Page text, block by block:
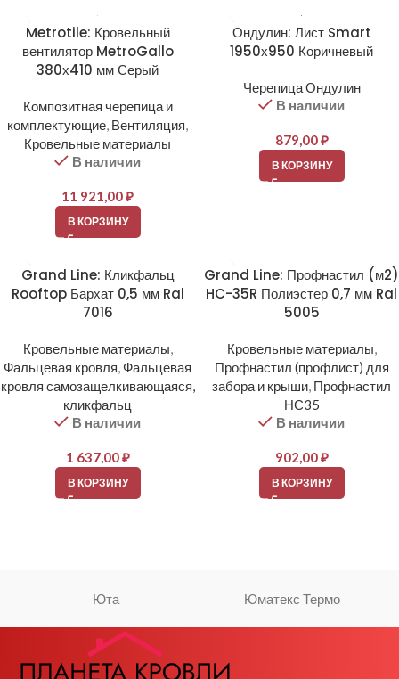
Metrotile: Кровельный
вентилятор MetroGallo
380х410 мм Серый
Композитная черепица и
комплектующие, Вентиляция,
Кровельные материалы
В наличии
11 921,00₽
В КОРЗИНУ
Ондулин: Лист Smart
1950х950 Коричневый
Черепица Ондулин
В наличии
879,00₽
В КОРЗИНУ
Grand Line: Кликфальц
Rooftop Бархат 0,5 мм Ral
7016
Кровельные материалы,
Фальцевая кровля, Фальцевая
кровля самозащелкивающаяся,
кликфальц
В наличии
1 637,00₽
В КОРЗИНУ
Grand Line: Профнастил (м2)
HC-35R Полиэстер 0,7 мм Ral
5005
Кровельные материалы,
Профнастил (профлист) для
забора и крыши, Профнастил
НС35
В наличии
902,00₽
В КОРЗИНУ
Юта Юматекс Термо